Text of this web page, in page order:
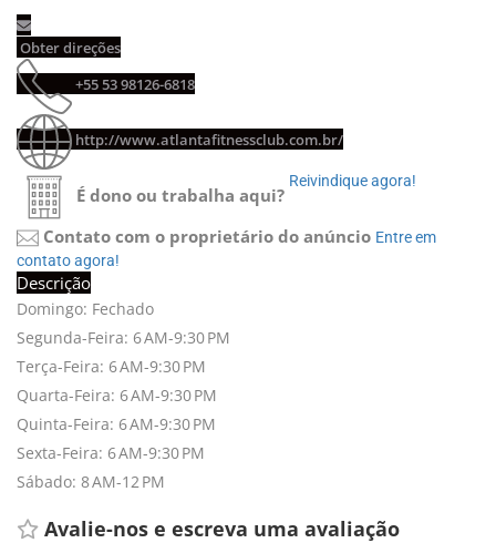
Obter direções
+55 53 98126-6818
http://www.atlantafitnessclub.com.br/
É dono ou trabalha aqui?
Reivindique agora!
Contato com o proprietário do anúncio Entre em
contato agora!
Descrição
Domingo: Fechado
Segunda-Feira: 6 AM-9:30 PM
Terça-Feira: 6 AM-9:30 PM
Quarta-Feira: 6 AM-9:30 PM
Quinta-Feira: 6 AM-9:30 PM
Sexta-Feira: 6 AM-9:30 PM
Sábado: 8 AM-12 PM
Avalie-nos e escreva uma avaliação